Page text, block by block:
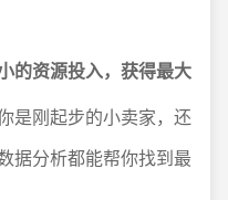
的资源投入，获得最大
是刚起步的小卖家，还
据分析都能帮你找到最